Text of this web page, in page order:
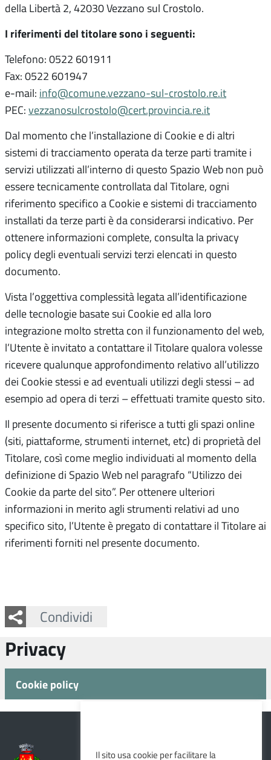
della Libertà 2, 42030 Vezzano sul Crostolo.
I riferimenti del titolare sono i seguenti:
Telefono: 0522 601911
Fax: 0522 601947
e-mail: info@comune.vezzano-sul-crostolo.re.it
PEC: vezzanosulcrostolo@cert.provincia.re.it
Dal momento che l’installazione di Cookie e di altri
sistemi di tracciamento operata da terze parti tramite i
servizi utilizzati all’interno di questo Spazio Web non può
essere tecnicamente controllata dal Titolare, ogni
riferimento specifico a Cookie e sistemi di tracciamento
installati da terze parti è da considerarsi indicativo. Per
ottenere informazioni complete, consulta la privacy
policy degli eventuali servizi terzi elencati in questo
documento.
Vista l’oggettiva complessità legata all’identificazione
delle tecnologie basate sui Cookie ed alla loro
integrazione molto stretta con il funzionamento del web,
l’Utente è invitato a contattare il Titolare qualora volesse
ricevere qualunque approfondimento relativo all’utilizzo
dei Cookie stessi e ad eventuali utilizzi degli stessi – ad
esempio ad opera di terzi – effettuati tramite questo sito.
Il presente documento si riferisce a tutti gli spazi online
(siti, piattaforme, strumenti internet, etc) di proprietà del
Titolare, così come meglio individuati al momento della
definizione di Spazio Web nel paragrafo “Utilizzo dei
Cookie da parte del sito”. Per ottenere ulteriori
informazioni in merito agli strumenti relativi ad uno
specifico sito, l’Utente è pregato di contattare il Titolare ai
riferimenti forniti nel presente documento.
Condividi
Facebook
Twitter
Whatsapp
Privacy
Cookie policy
Il sito usa cookie per facilitare la